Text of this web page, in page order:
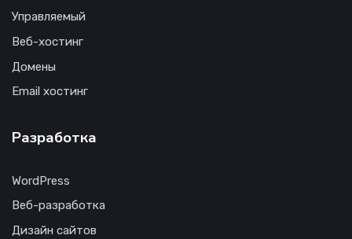
Управляемый
Веб-хостинг
Домены
Email хостинг
Разработка
WordPress
Веб-разработка
Дизайн сайтов